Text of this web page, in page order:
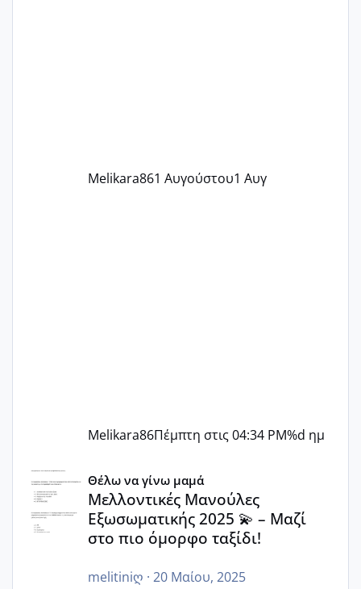
Melikara861 Αυγούστου1 Αυγ
Melikara86Πέμπτη στις 04:34 PM%d ημ
Μελλοντικές Μανούλες Εξωσωματικής 2025 💫 – Μαζί
Θέλω να γίνω μαμά
Μελλοντικές Μανούλες
Εξωσωματικής 2025 💫 – Μαζί
στο πιο όμορφο ταξίδι!
melitiniღ · 20 Μαίου, 2025